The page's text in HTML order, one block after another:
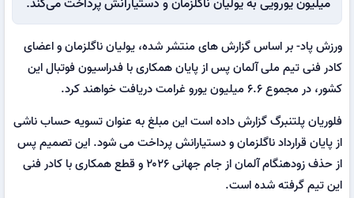
ورزش پاد- بر اساس گزارش های منتشر شده، یولیان ناگلزمان و اعضای
کادر فنی تیم ملی آلمان پس از پایان همکاری با فدراسیون فوتبال این
کشور، در مجموع ۶.۶ میلیون یورو غرامت دریافت خواهند کرد.
فلوریان پلتنبرگ گزارش داده است این مبلغ به عنوان تسویه حساب ناشی
از پایان قرارداد ناگلزمان و دستیارانش پرداخت می شود. این تصمیم پس
از حذف زودهنگام آلمان از جام جهانی ۲۰۲۶ و قطع همکاری با کادر فنی
این تیم گرفته شده است.